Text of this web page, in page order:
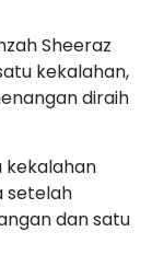
Sheeraz
kekalahan,
diraih
kekalahan
setelah
dan satu